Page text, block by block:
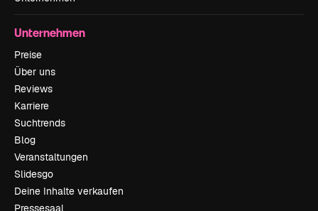
Unternehmen
Preise
Über uns
Reviews
Karriere
Suchtrends
Blog
Veranstaltungen
Slidesgo
Deine Inhalte verkaufen
Pressesaal